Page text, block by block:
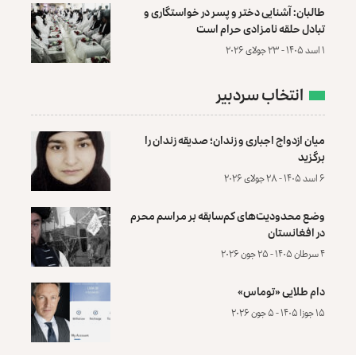
طالبان: آشنایی دختر و پسر در خواستگاری و
تبادل حلقه نامزادی حرام است
۱ اسد ۱۴۰۵ - ۲۳ جولای ۲۰۲۶
انتخاب سردبیر
میان ازدواج اجباری و زندان؛ صدیقه زندان را
برگزید
۶ اسد ۱۴۰۵ - ۲۸ جولای ۲۰۲۶
وضع محدودیت‌های کم‌سابقه بر مراسم محرم
در افغانستان
۴ سرطان ۱۴۰۵ - ۲۵ جون ۲۰۲۶
دام طلایی «توماس»
۱۵ جوزا ۱۴۰۵ - ۵ جون ۲۰۲۶